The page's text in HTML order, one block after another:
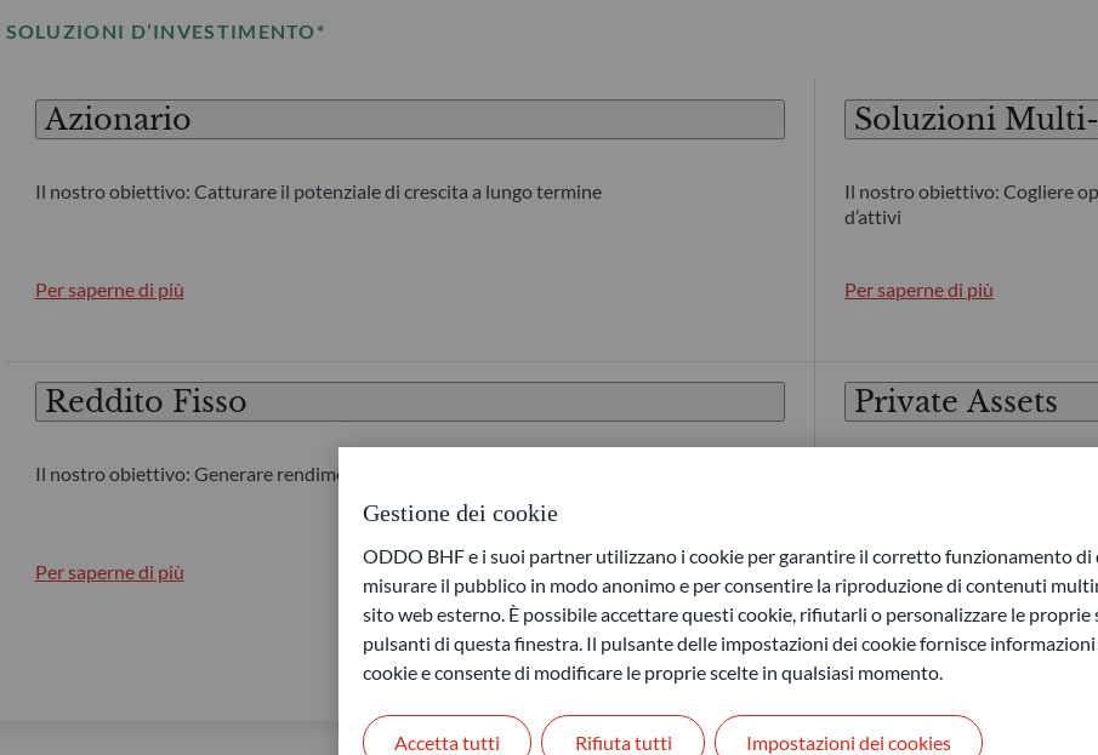
SOLUZIONI D’INVESTIMENTO*
Azionario
Il nostro obiettivo: Catturare il potenziale di crescita a lungo termine
Per saperne di più
Soluzioni
Il nostro obiettivo: Cogliere
d’attivi
Per saperne di più
Reddito Fisso
Il nostro obiettivo: Generare rendimento in diverse condizioni di mercato
Per saperne di più
Private Assets
Il nostro obiettivo: Fornire
Per saperne di più
Gestione dei cookie
ODDO BHF e i suoi partner utilizzano i cookie per garantire il corretto funzionamento di
misurare il pubblico in modo anonimo e per consentire la riproduzione di contenuti
sito web esterno. È possibile accettare questi cookie, rifiutarli o personalizzare le proprie
pulsanti di questa finestra. Il pulsante delle impostazioni dei cookie fornisce
cookie e consente di modificare le proprie scelte in qualsiasi momento.
Rifiuta tutti
Accetta tutti Impostazioni dei cookies